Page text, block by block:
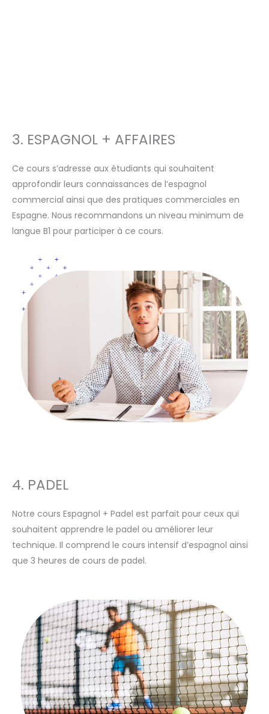
3. ESPAGNOL + AFFAIRES
Ce cours s’adresse aux étudiants qui souhaitent
approfondir leurs connaissances de l’espagnol
commercial ainsi que des pratiques commerciales en
Espagne. Nous recommandons un niveau minimum de
langue B1 pour participer à ce cours.
4. PADEL
Notre cours Espagnol + Padel est parfait pour ceux qui
souhaitent apprendre le padel ou améliorer leur
technique. Il comprend le cours intensif d’espagnol ainsi
que 3 heures de cours de padel.